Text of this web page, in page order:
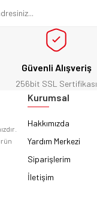
Güvenli Alışveriş
256bit SSL Sertifikası
Kurumsal
Hakkımızda
Yardım Merkezi
Siparişlerim
İletişim